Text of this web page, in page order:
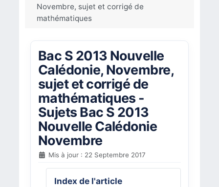
Novembre, sujet et corrigé de
mathématiques
Bac S 2013 Nouvelle
Calédonie, Novembre,
sujet et corrigé de
mathématiques -
Sujets Bac S 2013
Nouvelle Calédonie
Novembre
Mis à jour : 22 Septembre 2017
Index de l'article